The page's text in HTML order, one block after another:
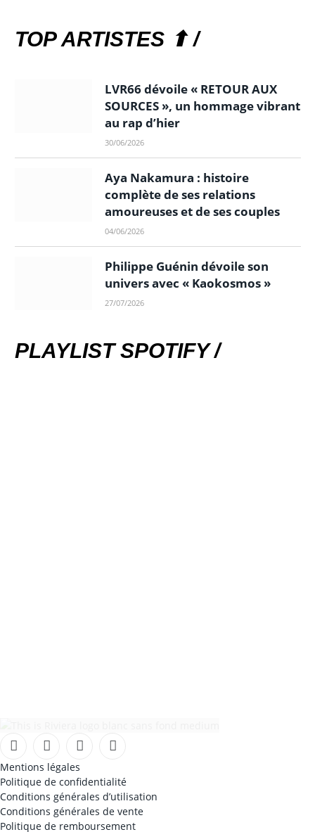
TOP ARTISTES ⬆ /
LVR66 dévoile « RETOUR AUX
SOURCES », un hommage vibrant
au rap d’hier
30/06/2026
Aya Nakamura : histoire
complète de ses relations
amoureuses et de ses couples
04/06/2026
Philippe Guénin dévoile son
univers avec « Kaokosmos »
27/07/2026
PLAYLIST SPOTIFY /
FacebookInstagramTikTok
YouTube
Mentions légales
Politique de confidentialité
Conditions générales d’utilisation
Conditions générales de vente
Politique de remboursement